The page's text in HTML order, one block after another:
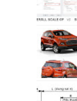
của hình